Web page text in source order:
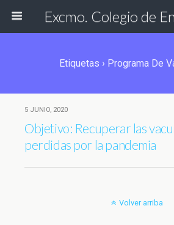
Etiquetas › Programa De
5 JUNIO, 2020
Objetivo: Recuperar las
perdidas por la pandemia
Volver arriba